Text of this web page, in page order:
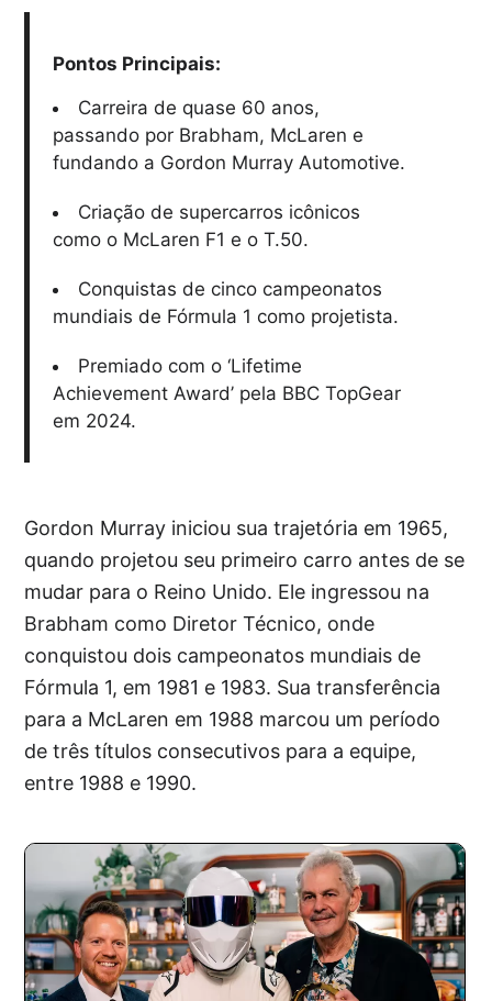
Pontos Principais:
Carreira de quase 60 anos,
passando por Brabham, McLaren e
fundando a Gordon Murray Automotive.
Criação de supercarros icônicos
como o McLaren F1 e o T.50.
Conquistas de cinco campeonatos
mundiais de Fórmula 1 como projetista.
Premiado com o ‘Lifetime
Achievement Award’ pela BBC TopGear
em 2024.
Gordon Murray iniciou sua trajetória em 1965,
quando projetou seu primeiro carro antes de se
mudar para o Reino Unido. Ele ingressou na
Brabham como Diretor Técnico, onde
conquistou dois campeonatos mundiais de
Fórmula 1, em 1981 e 1983. Sua transferência
para a McLaren em 1988 marcou um período
de três títulos consecutivos para a equipe,
entre 1988 e 1990.